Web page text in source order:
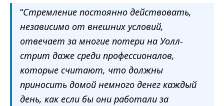
“Стремление постоянно действовать,
независимо от внешних условий,
отвечает за многие потери на Уолл-
стрит даже среди профессионалов,
которые считают, что должны
приносить домой немного денег каждый
день, как если бы они работали за